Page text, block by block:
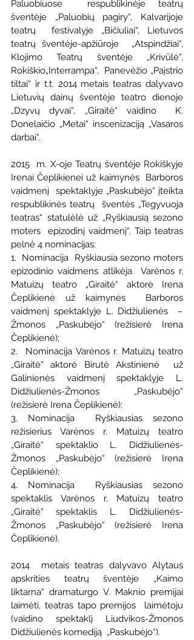
Paluobiuose  respublikinėje teatrų
šventėje „Paluobių pagiry“, Kalvarijoje
teatrų  festivalyje „Bičiuliai“, Lietuvos
teatrų šventėje-apžiūroje  „Atspindžiai“,
Klojimo Teatrų šventėje „Krivūlė“,
Rokiškio„Interrampa“,  Panevėžio „Paįstrio
tiltai“ ir t.t. 2014 metais teatras dalyvavo
Lietuvių dainų šventėje teatro dienoje
„Dzyvų dyvai“, „Giraitė“ vaidino  K.
Donelaičio „Metai“ inscenizaciją „Vasaros
darbai“.
2015  m. X-oje Teatrų šventėje Rokiškyje
Irenai Čeplikienei už kaimynės  Barboros
vaidmenį  spektaklyje „Paskubėjo“ įteikta
respublikinės teatrų  šventės „Tegyvuoja
teatras“ statulėlė už „Ryškiausią sezono
moters  epizodinį vaidmenį“. Taip teatras
pelnė 4 nominacijas:
1.  Nominacija  Ryškiausia sezono moters
epizodinio vaidmens atlikėja  Varėnos r.
Matuizų teatro „Giraitė“ aktorė Irena
Čeplikienė už kaimynės  Barboros
vaidmenį spektaklyje L. Didžiulienės  –
Žmonos „Paskubėjo“ (režisierė Irena
Čeplikienė);
2.  Nominacija Varėnos r. Matuizų teatro
„Giraitė“ aktorė Birutė Akstinienė  už
Galinienės vaidmenį spektaklyje L.
Didžiulienės-Žmonos „Paskubėjo“
(režisierė Irena Čeplikienė);
3. Nominacija  Ryškiausias sezono
režisierius Varėnos r. Matuizų teatro
„Giraitė“ spektaklio L. Didžiulienės-
Žmonos „Paskubėjo“ (režisierė Irena
Čeplikienė);
4. Nominacija  Ryškiausias sezono
spektaklis Varėnos r. Matuizų teatro
„Giraitė“ spektaklis L. Didžiulienės-
Žmonos „Paskubėjo“ (režisierė Irena
Čeplikienė).
2014  metais teatras dalyvavo Alytaus
apskrities teatrų šventėje „Kaimo
liktarna“ dramaturgo V. Maknio premijai
laimėti, teatras tapo premijos  laimėtoju
(vaidino spektaklį Liudvikos-Žmonos
Didžiulienės komediją  „Paskubėjo“).